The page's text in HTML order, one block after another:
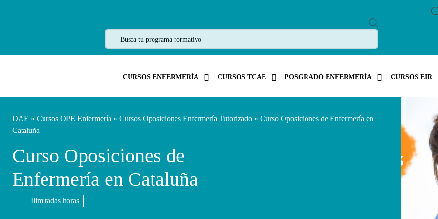
R
D
S
A
CURSOS ENFERMERÍA CURSOS TCAE POSGRADO ENFERMERÍA CURSOS EIR
DAE » Cursos OPE Enfermería » Cursos Oposiciones Enfermería Tutorizado» Curso Oposiciones de Enfermería en
Cataluña
Curso Oposiciones de
Enfermería en Cataluña
Ilimitadas horas